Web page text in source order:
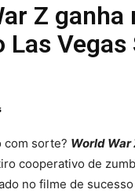
Z ganha
Las Vegas
com sorte? World
cooperativo de
no filme de